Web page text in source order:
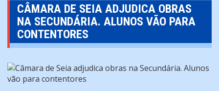
CÂMARA DE SEIA ADJUDICA OBRAS
NA SECUNDÁRIA. ALUNOS VÃO PARA
CONTENTORES